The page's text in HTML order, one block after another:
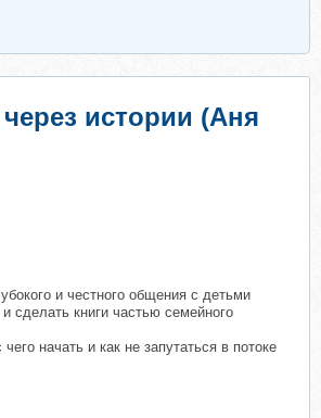
истории (Аня
и честного общения с детьми
сделать книги частью семейного
начать и как не запутаться в потоке